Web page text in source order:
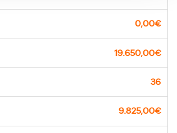
0,00€
19.650,00€
36
9.825,00€